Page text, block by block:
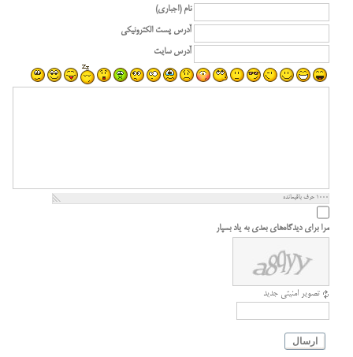
نام (اجباری)
آدرس پست الکترونیکی
آدرس سایت
1000 حرف باقیمانده
مرا برای دیدگاه‌های بعدی به یاد بسپار
تصویر امنیتی جدید
ارسال